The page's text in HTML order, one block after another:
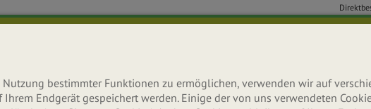
bestimmter Funktionen zu ermöglichen, verwenden wir auf
Endgerät gespeichert werden. Einige der von uns verwendeten